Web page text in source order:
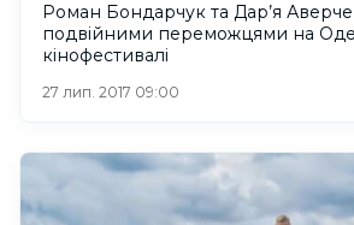
Роман Бондарчук та Дар’я
подвійними переможцями на
кінофестивалі
27 лип. 2017 09:00